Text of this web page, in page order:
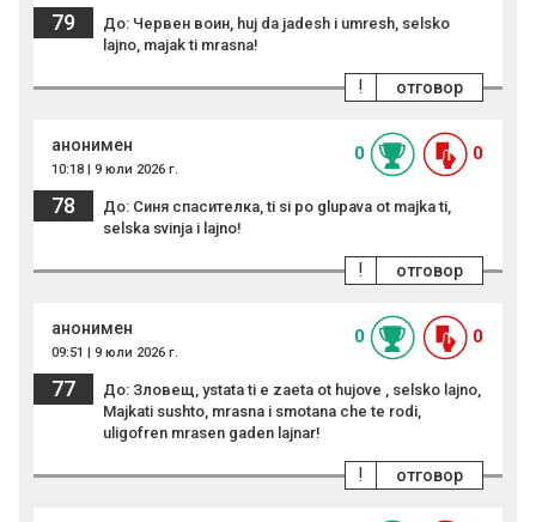
79
До: Червен воин, huj da jadesh i umresh, selsko
lajno, majak ti mrasna!
отговор
!
анонимен
10:18 | 9 юли 2026 г.
0 0
78
До: Синя спасителка, ti si po glupava ot majka ti,
selska svinja i lajno!
отговор
!
анонимен
09:51 | 9 юли 2026 г.
0 0
77
До: Зловещ, ystata ti e zaeta ot hujove , selsko lajno,
Majkati sushto, mrasna i smotana che te rodi,
uligofren mrasen gaden lajnar!
отговор
!